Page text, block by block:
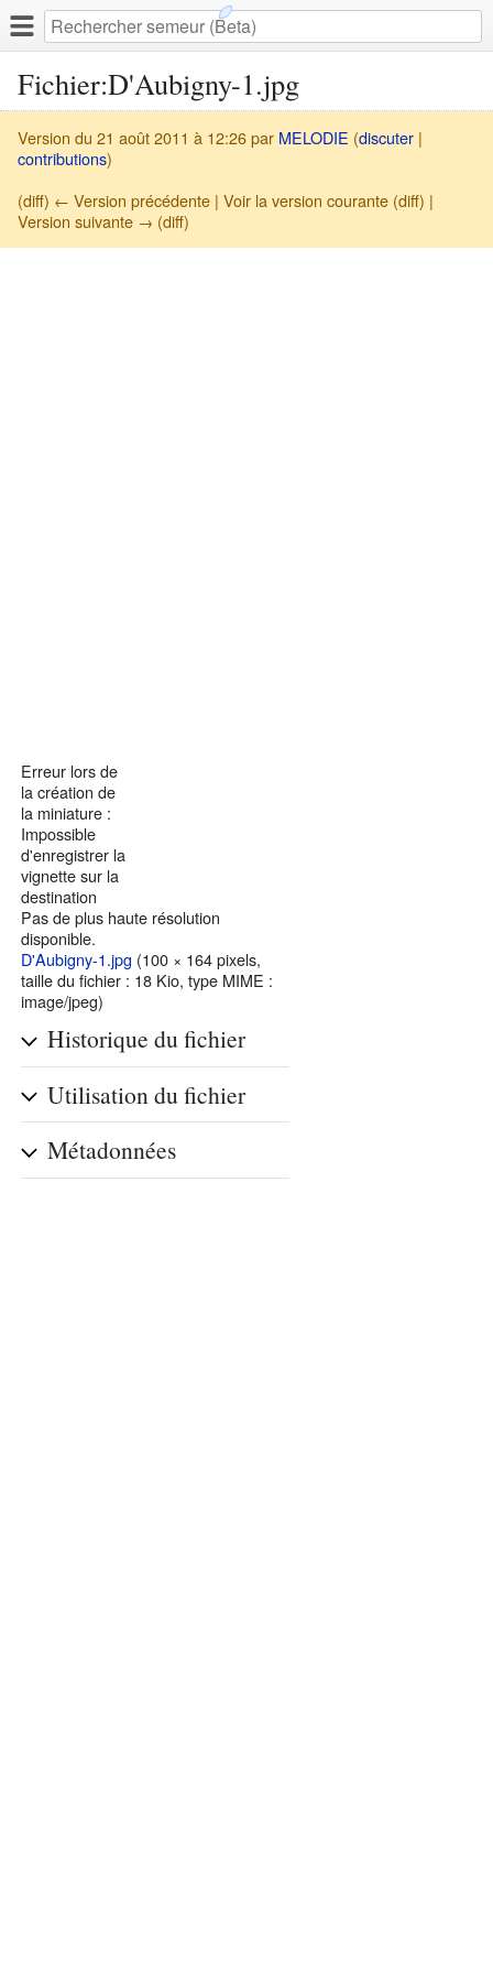
Fichier:D'Aubigny-1.jpg
Version du 21 août 2011 à 12:26 par MELODIE (discuter |
contributions)
(diff) ← Version précédente | Voir la version courante (diff) |
Version suivante → (diff)
Erreur lors de
la création de
la miniature :
Impossible
d'enregistrer la
vignette sur la
destination
Pas de plus haute résolution
disponible.
D'Aubigny-1.jpg (100 × 164 pixels,
taille du fichier : 18 Kio, type MIME :
image/jpeg)
Historique du fichier
Utilisation du fichier
Métadonnées